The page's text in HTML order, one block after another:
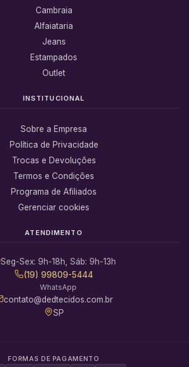
Cambraia
Alfaiataria
Jeans
Estampados
Outlet
INSTITUCIONAL
Sobre a Empresa
Política de Privacidade
Trocas e Devoluções
Termos e Condições
Programa de Afiliados
Gerenciar cookies
ATENDIMENTO
Seg-Sex: 9h-18h, Sáb: 9h-13h
(19) 99809-5444
WhatsApp
contato@dedtecidos.com.br
SP
FORMAS DE PAGAMENTO